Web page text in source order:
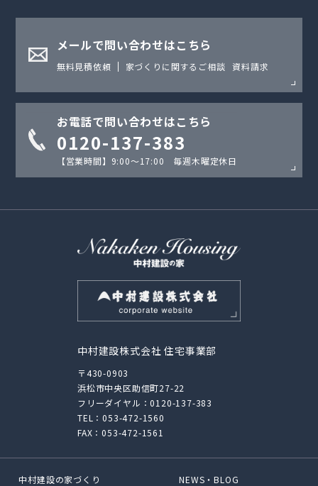
メールで問い合わせはこちら
無料見積依頼 家づくりに関するご相談 資料請求
お電話で問い合わせはこちら
0120-137-383
【営業時間】9:00〜17:00 毎週木曜定休日
中村建設株式会社 住宅事業部
〒430-0903
浜松市中央区助信町27-22
フリーダイヤル：0120-137-383
TEL：053-472-1560
FAX：053-472-1561
中村建設の家づくり NEWS・BLOG